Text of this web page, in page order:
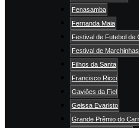
Fenasamba
Fernanda Maia
Festival de Futebol de
Festival de
Filhos da Santa
Francisco Ricci
Gaviões da Fiel
Geissa Evaristo
Grande Prêmio do